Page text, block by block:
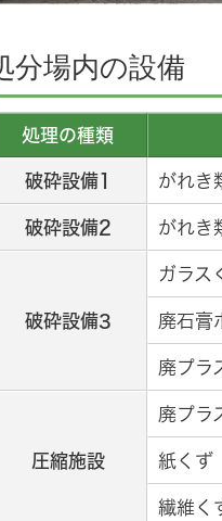
分場内の設備
処理の種類
破砕設備1
がれき
破砕設備2 がれき
破砕設備3
ガラス
廃石膏
廃プラ
圧縮施設
廃プラ
紙くず
繊維く